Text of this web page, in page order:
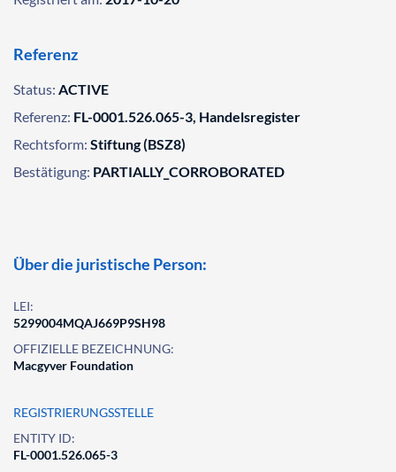
Referenz
Status: ACTIVE
Referenz: FL-0001.526.065-3, Handelsregister
Rechtsform: Stiftung (BSZ8)
Bestätigung: PARTIALLY_CORROBORATED
Über die juristische Person:
LEI:
5299004MQAJ669P9SH98
OFFIZIELLE BEZEICHNUNG:
Macgyver Foundation
REGISTRIERUNGSSTELLE
ENTITY ID:
FL-0001.526.065-3